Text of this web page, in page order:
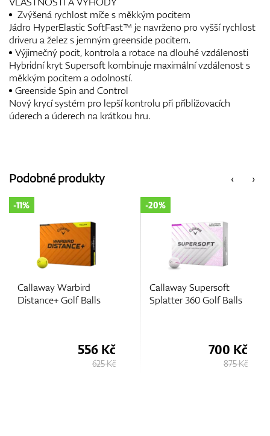
Zvýšená rychlost míče s měkkým pocitem
Jádro HyperElastic SoftFast™ je navrženo pro vyšší rychlost
driveru a želez s jemným greenside pocitem.
Výjimečný pocit, kontrola a rotace na dlouhé vzdálenosti
Hybridní kryt Supersoft kombinuje maximální vzdálenost s
měkkým pocitem a odolností.
Greenside Spin and Control
Nový krycí systém pro lepší kontrolu při přibližovacích
úderech a úderech na krátkou hru.
‹
Podobné produkty ›
Callaway Warbird
Distance+ Golf Balls
-11%
556 Kč
625 Kč
Callaway Supersoft
Splatter 360 Golf Balls
-20%
700 Kč
875 Kč